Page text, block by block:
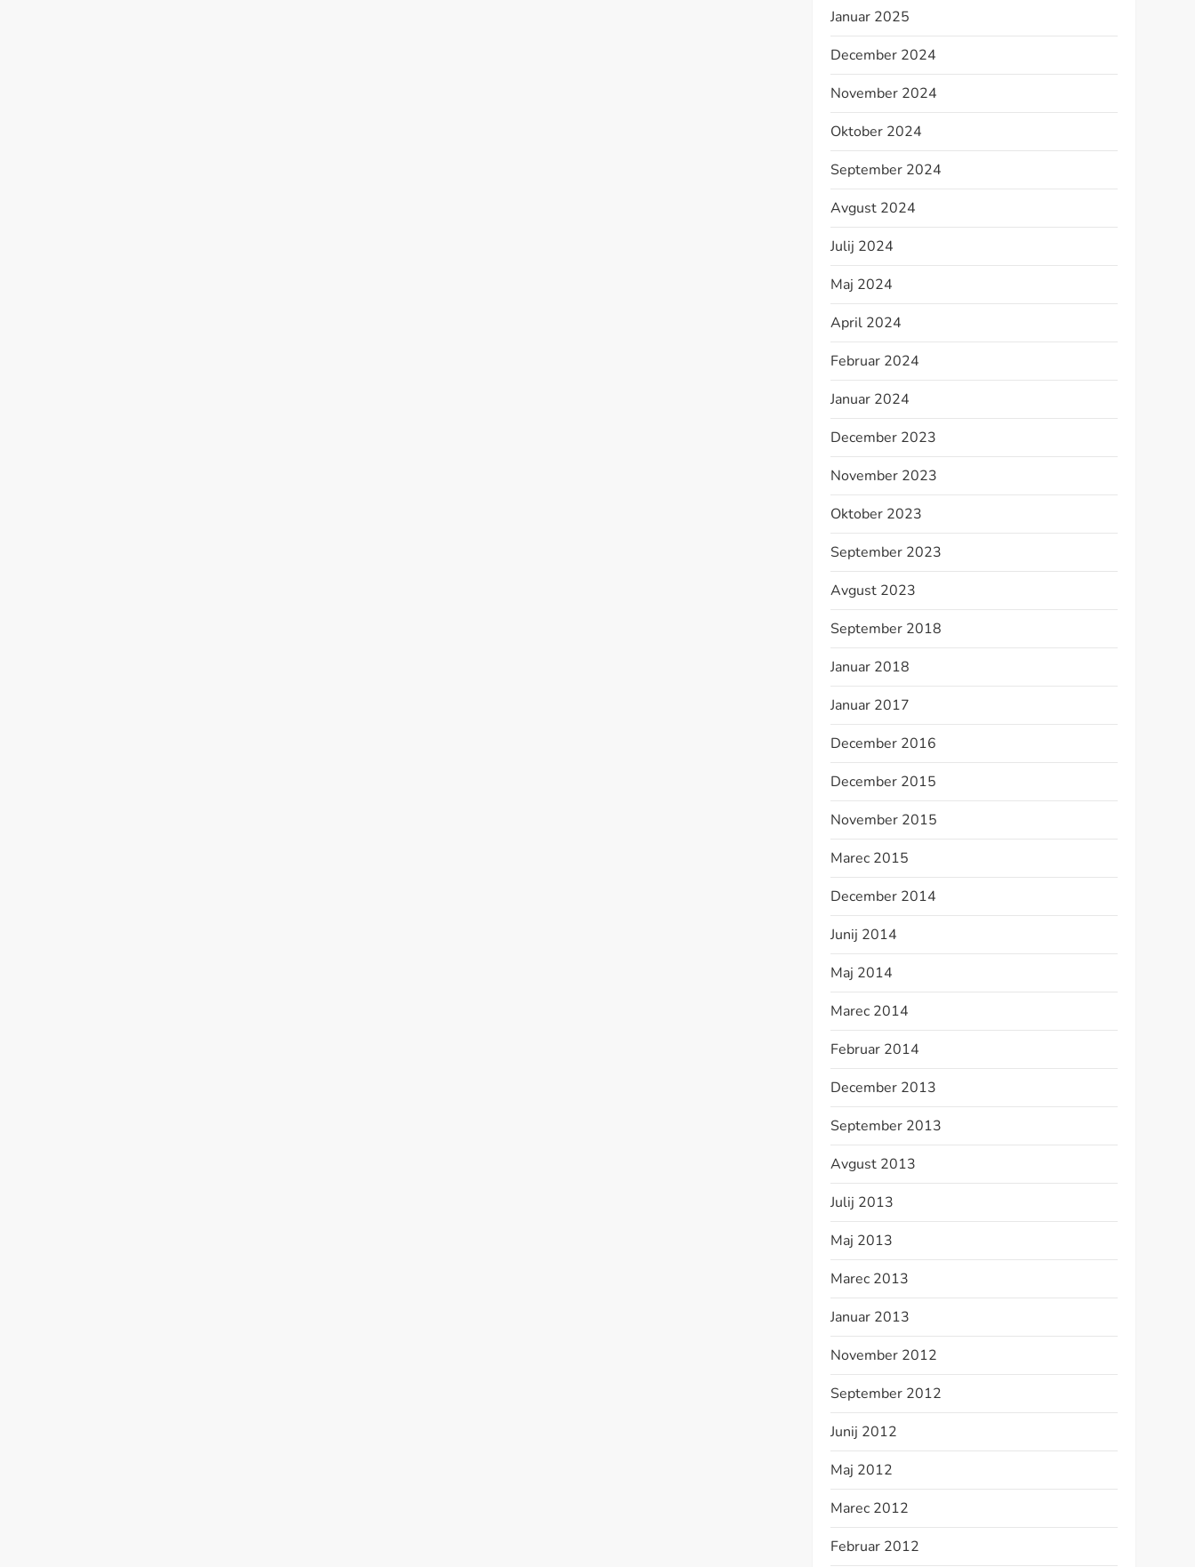
Januar 2025
December 2024
November 2024
Oktober 2024
September 2024
Avgust 2024
Julij 2024
Maj 2024
April 2024
Februar 2024
Januar 2024
December 2023
November 2023
Oktober 2023
September 2023
Avgust 2023
September 2018
Januar 2018
Januar 2017
December 2016
December 2015
November 2015
Marec 2015
December 2014
Junij 2014
Maj 2014
Marec 2014
Februar 2014
December 2013
September 2013
Avgust 2013
Julij 2013
Maj 2013
Marec 2013
Januar 2013
November 2012
September 2012
Junij 2012
Maj 2012
Marec 2012
Februar 2012